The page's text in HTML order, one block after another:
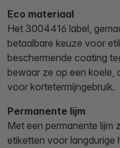
Eco materiaal
Het 3004416 label,
betaalbare keuze voor
beschermende coating
bewaar ze op een koele,
voor kortetermijngebruik.
Permanente lijm
Met een permanente
etiketten voor langdurige